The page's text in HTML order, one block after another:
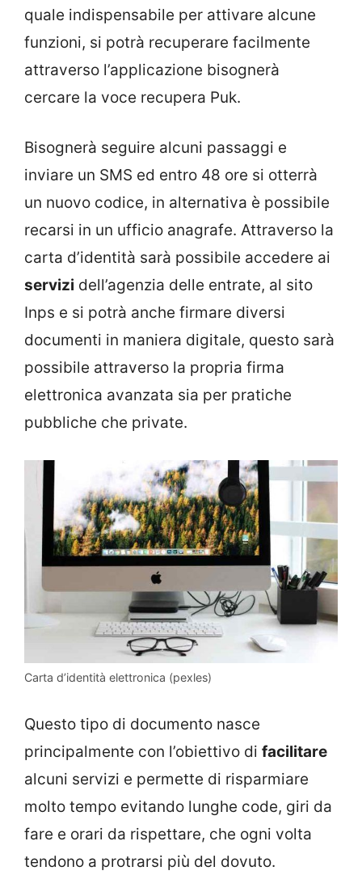
quale indispensabile per attivare alcune
funzioni, si potrà recuperare facilmente
attraverso l’applicazione bisognerà
cercare la voce recupera Puk.
Bisognerà seguire alcuni passaggi e
inviare un SMS ed entro 48 ore si otterrà
un nuovo codice, in alternativa è possibile
recarsi in un ufficio anagrafe. Attraverso la
carta d’identità sarà possibile accedere ai
servizi dell’agenzia delle entrate, al sito
Inps e si potrà anche firmare diversi
documenti in maniera digitale, questo sarà
possibile attraverso la propria firma
elettronica avanzata sia per pratiche
pubbliche che private.
Carta d’identità elettronica (pexles)
Questo tipo di documento nasce
principalmente con l’obiettivo di facilitare
alcuni servizi e permette di risparmiare
molto tempo evitando lunghe code, giri da
fare e orari da rispettare, che ogni volta
tendono a protrarsi più del dovuto.